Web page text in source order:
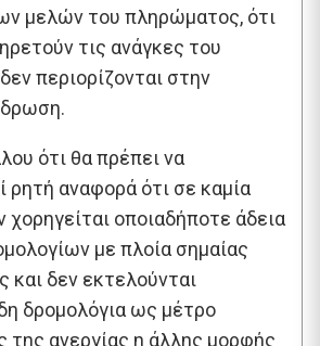
μελών του πληρώματος, ότι
τις ανάγκες του
περιορίζονται στην
ότι θα πρέπει να
ρητή αναφορά ότι σε καμία
οποιαδήποτε άδεια
με πλοία σημαίας
και δεν εκτελούνται
δρομολόγια ως μέτρο
της ανεργίας η άλλης μορφής